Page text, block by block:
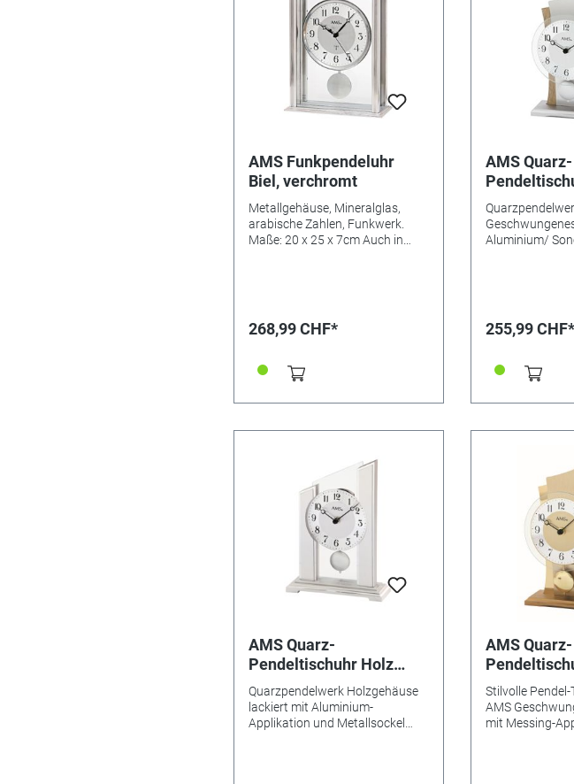
AMS Funkpendeluhr
Biel, verchromt
Metallgehäuse, Mineralglas,
arabische Zahlen, Funkwerk.
Maße: 20 x 25 x 7cm Auch in
268,99 CHF*
AMS Quarz-
Aluminium/
255,99 CHF*
AMS Quarz-
Pendeltischuhr Holz
lackiert
Quarzpendelwerk Holzgehäuse
lackiert mit Aluminium-
Applikation und Metallsockel
AMS Quarz-
Stilvolle
AMS
mit Messing-